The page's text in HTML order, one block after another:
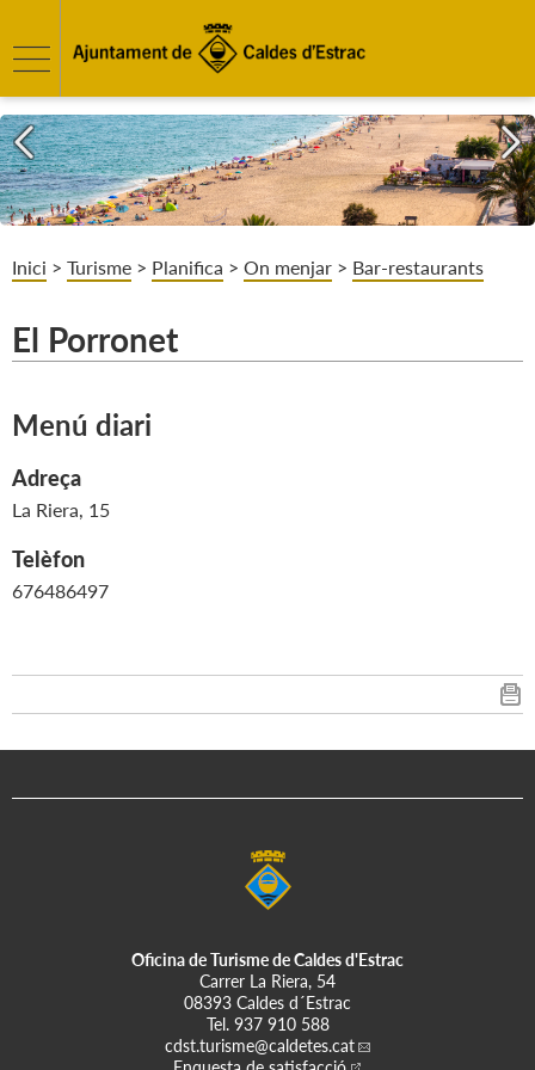
Inici > Turisme > Planifica > On menjar > Bar-restaurants
El Porronet
Menú diari
Adreça
La Riera, 15
Telèfon
676486497
Oficina de Turisme de Caldes d'Estrac
Carrer La Riera, 54
08393 Caldes d´Estrac
Tel. 937 910 588
cdst.turisme@caldetes.cat